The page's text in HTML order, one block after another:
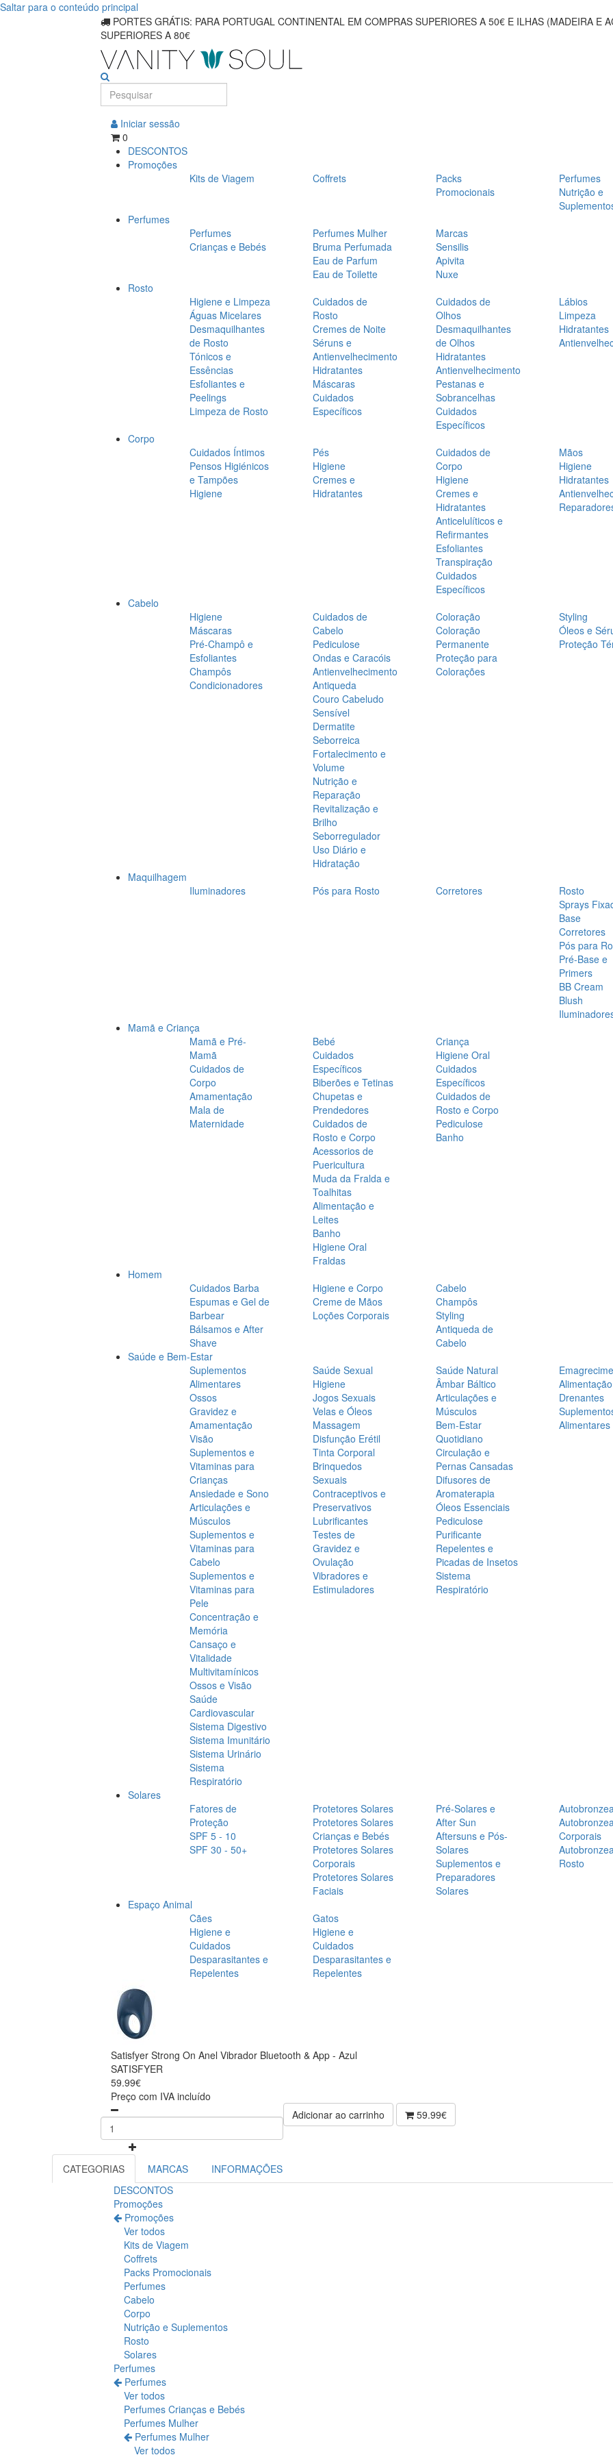
Saltar para o conteúdo principal
PORTES GRÁTIS: PARA PORTUGAL CONTINENTAL EM COMPRAS SUPERIORES A 50€ E ILHAS (MADEIRA E
SUPERIORES A 80€
Iniciar sessão
0
DESCONTOS
Promoções
Kits de Viagem
Coffrets
Packs
Promocionais
Perfumes
Nutrição e
Perfumes
Perfumes
Crianças e Bebés
Perfumes Mulher
Bruma Perfumada
Eau de Parfum
Eau de Toilette
Marcas
Sensilis
Apivita
Nuxe
Rosto
Higiene e Limpeza
Águas Micelares
Desmaquilhantes
de Rosto
Tónicos e
Essências
Esfoliantes e
Peelings
Limpeza de Rosto
Cuidados de
Rosto
Cremes de Noite
Séruns e
Antienvelhecimento
Hidratantes
Máscaras
Cuidados
Específicos
Cuidados de
Olhos
Desmaquilhantes
de Olhos
Hidratantes
Antienvelhecimento
Pestanas e
Sobrancelhas
Cuidados
Específicos
Lábios
Limpeza
Hidratantes
Corpo
Cuidados Íntimos
Pensos Higiénicos
e Tampões
Higiene
Pés
Higiene
Cremes e
Hidratantes
Cuidados de
Corpo
Higiene
Cremes e
Hidratantes
Anticelulíticos e
Refirmantes
Esfoliantes
Transpiração
Cuidados
Específicos
Mãos
Higiene
Hidratantes
Cabelo
Higiene
Máscaras
Pré-Champô e
Esfoliantes
Champôs
Condicionadores
Cuidados de
Cabelo
Pediculose
Ondas e Caracóis
Antienvelhecimento
Antiqueda
Couro Cabeludo
Sensível
Dermatite
Seborreica
Fortalecimento e
Volume
Nutrição e
Reparação
Revitalização e
Brilho
Seborregulador
Uso Diário e
Hidratação
Coloração
Coloração
Permanente
Proteção para
Colorações
Styling
Óleos e
Proteção
Maquilhagem
Iluminadores
Pós para Rosto Corretores
Rosto
Sprays
Base
Corretores
Pós para
Pré-Base e
Primers
BB Cream
Blush
Mamã e Criança
Mamã e Pré-
Mamã
Cuidados de
Corpo
Amamentação
Mala de
Maternidade
Bebé
Cuidados
Específicos
Biberões e Tetinas
Chupetas e
Prendedores
Cuidados de
Rosto e Corpo
Acessorios de
Puericultura
Muda da Fralda e
Toalhitas
Alimentação e
Leites
Banho
Higiene Oral
Fraldas
Criança
Higiene Oral
Cuidados
Específicos
Cuidados de
Rosto e Corpo
Pediculose
Banho
Homem
Cuidados Barba
Espumas e Gel de
Barbear
Bálsamos e After
Shave
Higiene e Corpo
Creme de Mãos
Loções Corporais
Cabelo
Champôs
Styling
Antiqueda de
Cabelo
Saúde e Bem-Estar
Suplementos
Alimentares
Ossos
Gravidez e
Amamentação
Visão
Suplementos e
Vitaminas para
Crianças
Ansiedade e Sono
Articulações e
Músculos
Suplementos e
Vitaminas para
Cabelo
Suplementos e
Vitaminas para
Pele
Concentração e
Memória
Cansaço e
Vitalidade
Multivitamínicos
Ossos e Visão
Saúde
Cardiovascular
Sistema Digestivo
Sistema Imunitário
Sistema Urinário
Sistema
Respiratório
Saúde Sexual
Higiene
Jogos Sexuais
Velas e Óleos
Massagem
Disfunção Erétil
Tinta Corporal
Brinquedos
Sexuais
Contraceptivos e
Preservativos
Lubrificantes
Testes de
Gravidez e
Ovulação
Vibradores e
Estimuladores
Saúde Natural
Âmbar Báltico
Articulações e
Músculos
Bem-Estar
Quotidiano
Circulação e
Pernas Cansadas
Difusores de
Aromaterapia
Óleos Essenciais
Pediculose
Purificante
Repelentes e
Picadas de Insetos
Sistema
Respiratório
Alimentação
Drenantes
Alimentares
Solares
Fatores de
Proteção
SPF 5 - 10
SPF 30 - 50+
Protetores Solares
Protetores Solares
Crianças e Bebés
Protetores Solares
Corporais
Protetores Solares
Faciais
Pré-Solares e
After Sun
Aftersuns e Pós-
Solares
Suplementos e
Preparadores
Solares
Corporais
Rosto
Espaço Animal
Cães
Higiene e
Cuidados
Desparasitantes e
Repelentes
Gatos
Higiene e
Cuidados
Desparasitantes e
Repelentes
Satisfyer Strong On Anel Vibrador Bluetooth & App - Azul
SATISFYER
59.99€
Preço com IVA incluído
Adicionar ao carrinho
59.99€
CATEGORIAS MARCAS
INFORMAÇÕES
DESCONTOS
Promoções
Promoções
Ver todos
Kits de Viagem
Coffrets
Packs Promocionais
Perfumes
Cabelo
Corpo
Nutrição e Suplementos
Rosto
Solares
Perfumes
Perfumes
Ver todos
Perfumes Crianças e Bebés
Perfumes Mulher
Perfumes Mulher
Ver todos